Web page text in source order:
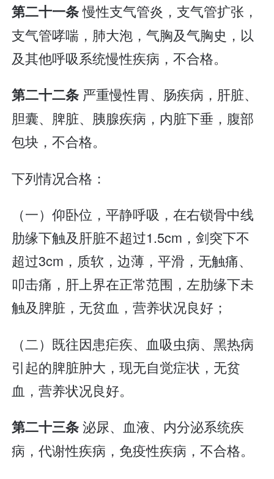
第二十一条慢性支气管炎，支气管扩张，
支气管哮喘，肺大泡，气胸及气胸史，以
及其他呼吸系统慢性疾病，不合格。
第二十二条 严重慢性胃、肠疾病，肝脏、
胆囊、脾脏、胰腺疾病，内脏下垂，腹部
包块，不合格。
下列情况合格：
（一）仰卧位，平静呼吸，在右锁骨中线
肋缘下触及肝脏不超过1.5cm，剑突下不
超过3cm，质软，边薄，平滑，无触痛、
叩击痛，肝上界在正常范围，左肋缘下未
触及脾脏，无贫血，营养状况良好；
（二）既往因患疟疾、血吸虫病、黑热病
引起的脾脏肿大，现无自觉症状，无贫
血，营养状况良好。
第二十三条泌尿、血液、内分泌系统疾
病，代谢性疾病，免疫性疾病，不合格。